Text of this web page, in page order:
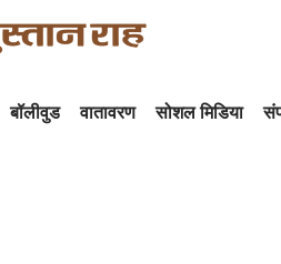
बॉलीवुड वातावरण सोशल मिडिया